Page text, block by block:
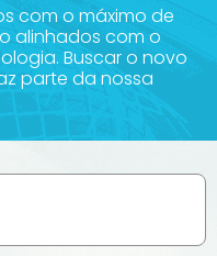
com o máximo de
alinhados com o
Buscar o novo
parte da nossa